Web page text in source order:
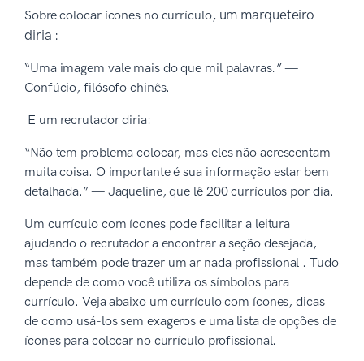
Sobre colocar ícones no currículo, um marqueteiro
diria :
“Uma imagem vale mais do que mil palavras.” —
Confúcio, filósofo chinês.
E um recrutador diria:
“Não tem problema colocar, mas eles não acrescentam
muita coisa. O importante é sua informação estar bem
detalhada.” — Jaqueline, que lê 200 currículos por dia.
Um currículo com ícones pode facilitar a leitura
ajudando o recrutador a encontrar a seção desejada,
mas também pode trazer um ar nada profissional . Tudo
depende de como você utiliza os símbolos para
currículo. Veja abaixo um currículo com ícones, dicas
de como usá-los sem exageros e uma lista de opções de
ícones para colocar no currículo profissional.